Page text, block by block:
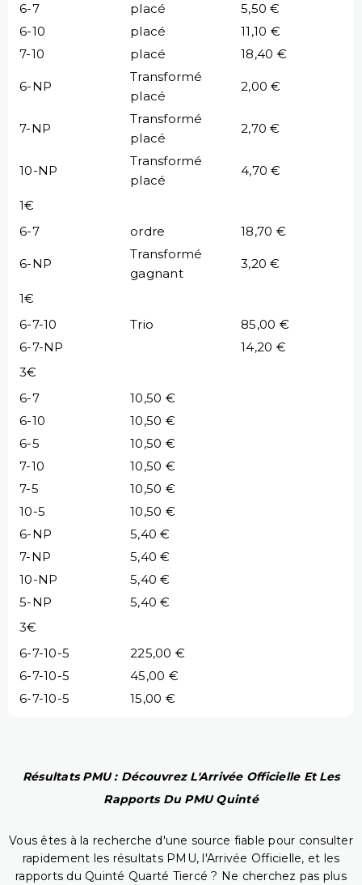
6-7 placé
5,50 €
6-10
placé
11,10 €
7-10
placé 18,40 €
6-NP
Transformé
placé
2,00 €
7-NP
Transformé
placé
2,70 €
10-NP
Transformé
placé
4,70 €
1€
6-7
ordre 18,70 €
6-NP
Transformé
gagnant
3,20 €
1€
6-7-10
Trio
85,00 €
6-7-NP
14,20 €
3€
6-7
10,50 €
6-10
10,50 €
6-5
10,50 €
7-10
10,50 €
7-5
10,50 €
10-5
10,50 €
6-NP
5,40 €
7-NP
5,40 €
10-NP
5,40 €
5-NP
5,40 €
3€
6-7-10-5
225,00 €
6-7-10-5
45,00 €
6-7-10-5
15,00 €
Résultats PMU : Découvrez L'Arrivée Officielle Et Les
Rapports Du PMU Quinté
Vous êtes à la recherche d'une source fiable pour consulter
rapidement les résultats PMU, l'Arrivée Officielle, et les
rapports du Quinté Quarté Tiercé ? Ne cherchez pas plus